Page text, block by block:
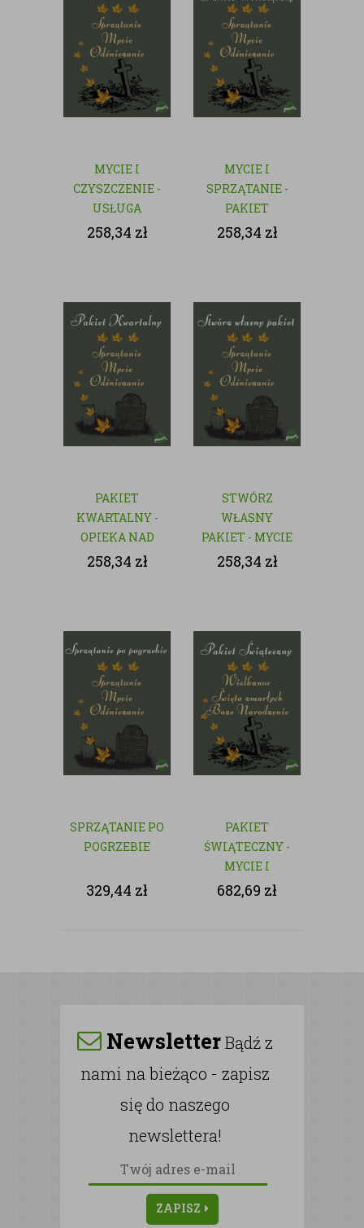
MYCIE I
CZYSZCZENIE -
USŁUGA
JEDNORAZOWA
258,34 zł
MYCIE I
SPRZĄTANIE -
PAKIET
MIESIĘCZY
258,34 zł
PAKIET
KWARTALNY -
OPIEKA NAD
GROBAMI
258,34 zł
STWÓRZ
WŁASNY
PAKIET - MYCIE
I CZYSZCZENIE
258,34 zł
SPRZĄTANIE PO
POGRZEBIE
329,44 zł
PAKIET
ŚWIĄTECZNY -
MYCIE I
CZYSZCZENIE
682,69 zł
NewsletterBądź z
nami na bieżąco - zapisz
się do naszego
newslettera!
ZAPISZ